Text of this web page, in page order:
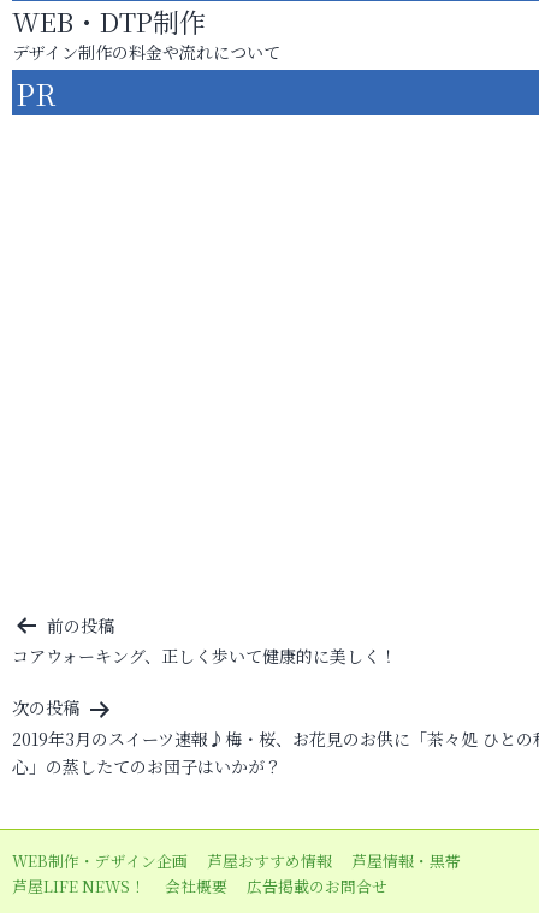
WEB・DTP制作
デザイン制作の料金や流れについて
PR
投
稿
ナ
ビ
ゲ
シ
ョ
前の投稿
コアウォーキング、正しく歩いて健康的に美しく！
次の投稿
2019年3月のスイーツ速報♪梅・桜、お花見のお供に「茶々処 ひとの
心」の蒸したてのお団子はいかが？
WEB制作・デザイン企画 芦屋おすすめ情報
芦屋情報・黒帯
芦屋LIFE NEWS！
会社概要 広告掲載のお問合せ